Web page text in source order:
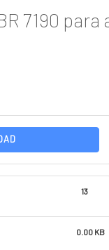
7190
13
0.00 KB